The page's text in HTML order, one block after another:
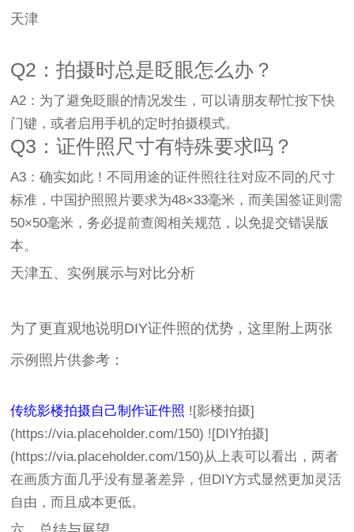
天津
Q2：拍摄时总是眨眼怎么办？
A2：为了避免眨眼的情况发生，可以请朋友帮忙按下快
门键，或者启用手机的定时拍摄模式。
Q3：证件照尺寸有特殊要求吗？
A3：确实如此！不同用途的证件照往往对应不同的尺寸
标准，中国护照照片要求为48×33毫米，而美国签证则需
50×50毫米，务必提前查阅相关规范，以免提交错误版
本。
天津五、实例展示与对比分析
为了更直观地说明DIY证件照的优势，这里附上两张
示例照片供参考：
传统影楼拍摄自己制作证件照 ![影楼拍摄]
(https://via.placeholder.com/150) ![DIY拍摄]
(https://via.placeholder.com/150)从上表可以看出，两者
在画质方面几乎没有显著差异，但DIY方式显然更加灵活
自由，而且成本更低。